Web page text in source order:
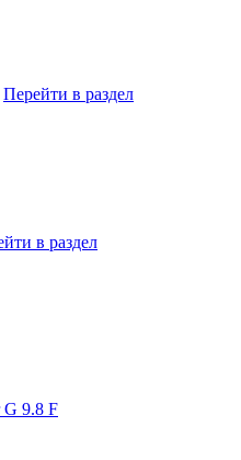
Перейти в раздел
в раздел
9.8 F